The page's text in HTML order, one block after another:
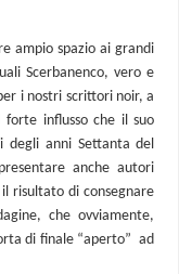
ampio spazio ai grandi
Scerbanenco, vero e
i nostri scrittori noir, a
influsso che il suo
degli anni Settanta del
anche autori
risultato di consegnare
che ovviamente,
di finale “aperto” ad